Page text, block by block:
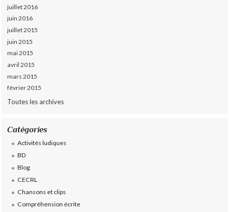
juillet 2016
juin 2016
juillet 2015
juin 2015
mai 2015
avril 2015
mars 2015
février 2015
Toutes les archives
Catégories
Activités ludiques
BD
Blog
CECRL
Chansons et clips
Compréhension écrite